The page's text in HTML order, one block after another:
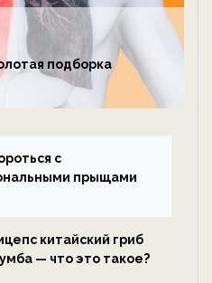
подборка
с
прыщами
китайский гриб
— что это такое?